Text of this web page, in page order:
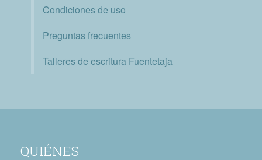
Condiciones de uso
Preguntas frecuentes
Talleres de escritura Fuentetaja
QUIÉNES